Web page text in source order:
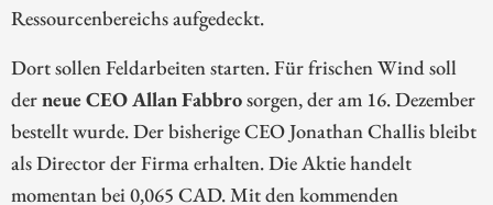
Ressourcenbereichs aufgedeckt.
Dort sollen Feldarbeiten starten. Für frischen Wind soll
der neue CEO Allan Fabbrosorgen, der am 16. Dezember
bestellt wurde. Der bisherige CEO Jonathan Challis bleibt
als Director der Firma erhalten. Die Aktie handelt
momentan bei 0,065 CAD. Mit den kommenden